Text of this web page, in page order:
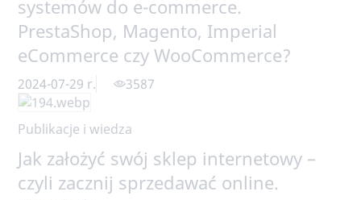
PrestaShop, Magento, Imperial
eCommerce czy WooCommerce?
2024-07-29 r. 3587
Publikacje i wiedza
Jak założyć swój sklep internetowy –
czyli zacznij sprzedawać online.
Poradnik